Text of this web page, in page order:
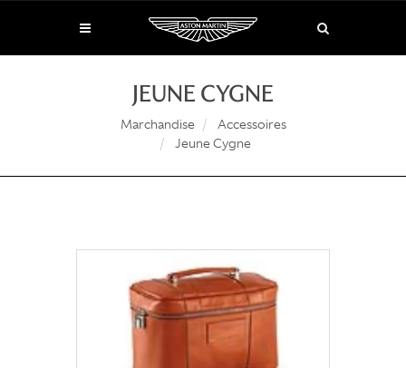
JEUNE CYGNE
Marchandise
Accessoires
Jeune Cygne